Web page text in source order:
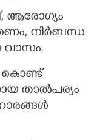
ആരോഗ്യം
നിർബന്ധ
വാസം.
കൊണ്ട്
താൽപര്യം